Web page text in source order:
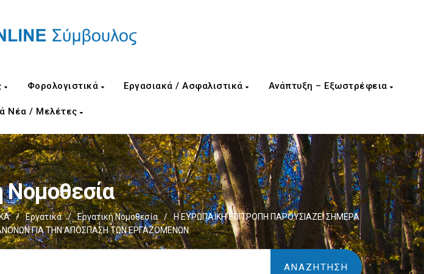
Φορολογιστικά Εργασιακά / Ασφαλιστικά Ανάπτυξη – Εξωστρέφεια
Νέα / Μελέτες
Νομοθεσία
/ Εργατικά / Εργατική Νομοθεσία /
Η ΕΥΡΩΠΑΪΚΗ ΕΠΙΤΡΟΠΗ ΠΑΡΟΥΣΙΑΖΕΙ ΣΗΜΕΡΑ
ΓΙΑ ΤΗΝ ΑΠΟΣΠΑΣΗ ΤΩΝ ΕΡΓΑΖΟΜΕΝΩΝ